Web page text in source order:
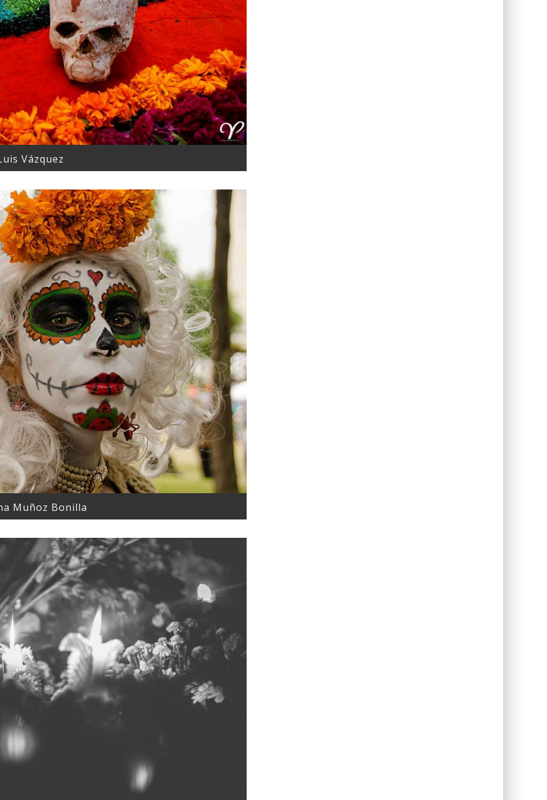
Vázquez
Muñoz Bonilla